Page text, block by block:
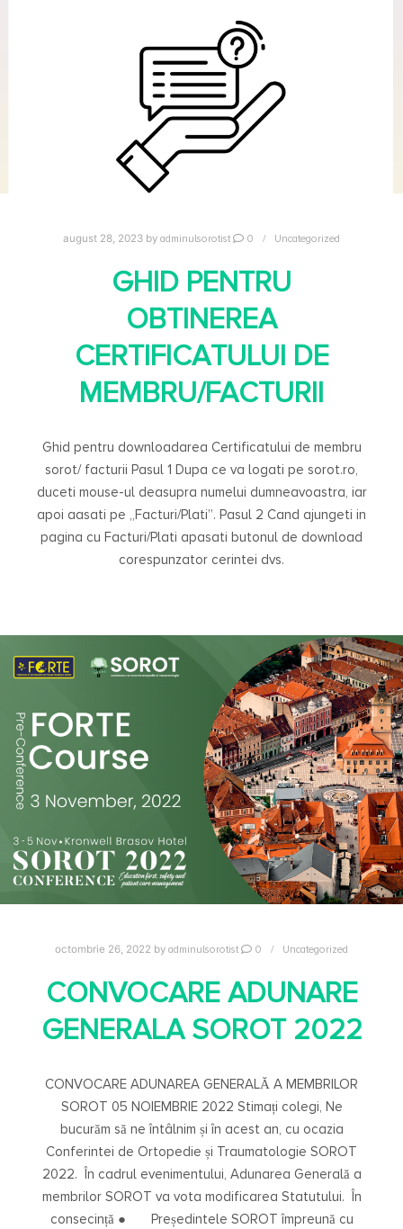
august 28, 2023 by adminulsorotist 0 Uncategorized
GHID PENTRU
OBTINEREA
CERTIFICATULUI DE
MEMBRU/FACTURII
Ghid pentru downloadarea Certificatului de membru
sorot/ facturii Pasul 1 Dupa ce va logati pe sorot.ro,
duceti mouse-ul deasupra numelui dumneavoastra, iar
apoi aasati pe „Facturi/Plati”. Pasul 2 Cand ajungeti in
pagina cu Facturi/Plati apasati butonul de download
corespunzator cerintei dvs.
octombrie 26, 2022 by adminulsorotist 0 Uncategorized
CONVOCARE ADUNARE
GENERALA SOROT 2022
CONVOCARE ADUNAREA GENERALĂ A MEMBRILOR
SOROT 05 NOIEMBRIE 2022 Stimați colegi, Ne
bucurăm să ne întâlnim și în acest an, cu ocazia
Conferintei de Ortopedie și Traumatologie SOROT
2022. În cadrul evenimentului, Adunarea Generală a
membrilor SOROT va vota modificarea Statutului. În
consecință ● Președintele SOROT împreună cu